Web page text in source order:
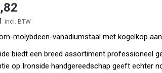
molybdeen-vanadiumstaal met kogelkop
biedt een breed assortiment professioneel
op Ironside handgereedschap geeft echter